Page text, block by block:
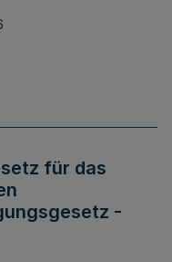
für das
-